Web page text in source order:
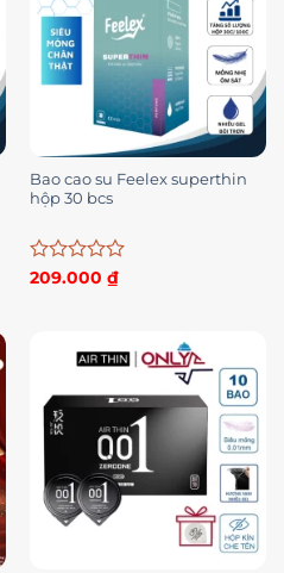
Bao cao su Feelex superthin
hộp 30 bcs
Được
209.000 ₫